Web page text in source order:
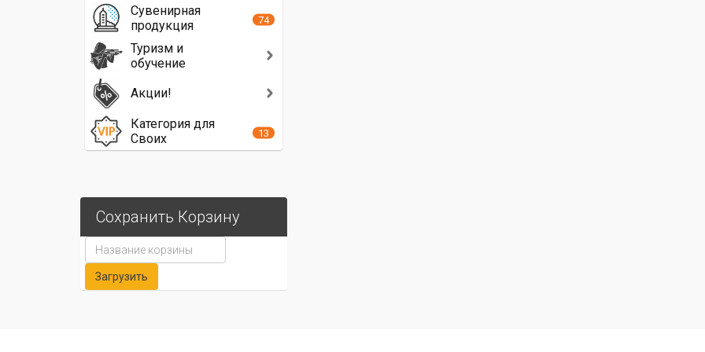
Сувенирная
продукция
74
Туризм и
обучение
Акции!
Категория для
Своих
13
Сохранить Корзину